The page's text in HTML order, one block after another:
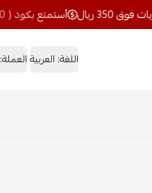
أستمتع بكود ( AR10 ) خصم 10% شحن مجاني للمشتريات فوق 350 ريال
اللغة: العربيةالعملة: